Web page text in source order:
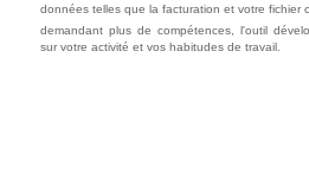
données telles que la facturation et votre fichier
demandant plus de compétences, l'outil
sur votre activité et vos habitudes de travail.